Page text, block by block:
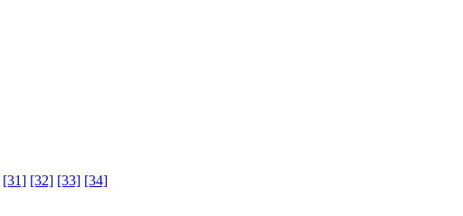
[31] [32] [33] [34]